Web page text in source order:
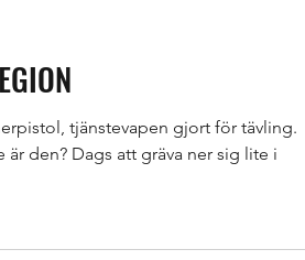
tjänstevapen gjort för tävling.
den? Dags att gräva ner sig lite i